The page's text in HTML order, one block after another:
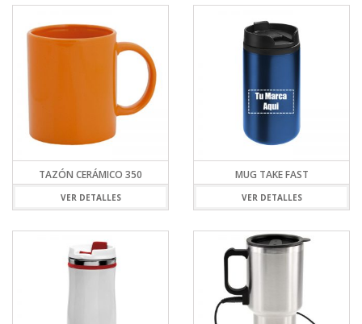
TAZÓN CERÁMICO 350
VER DETALLES
MUG TAKE FAST
VER DETALLES